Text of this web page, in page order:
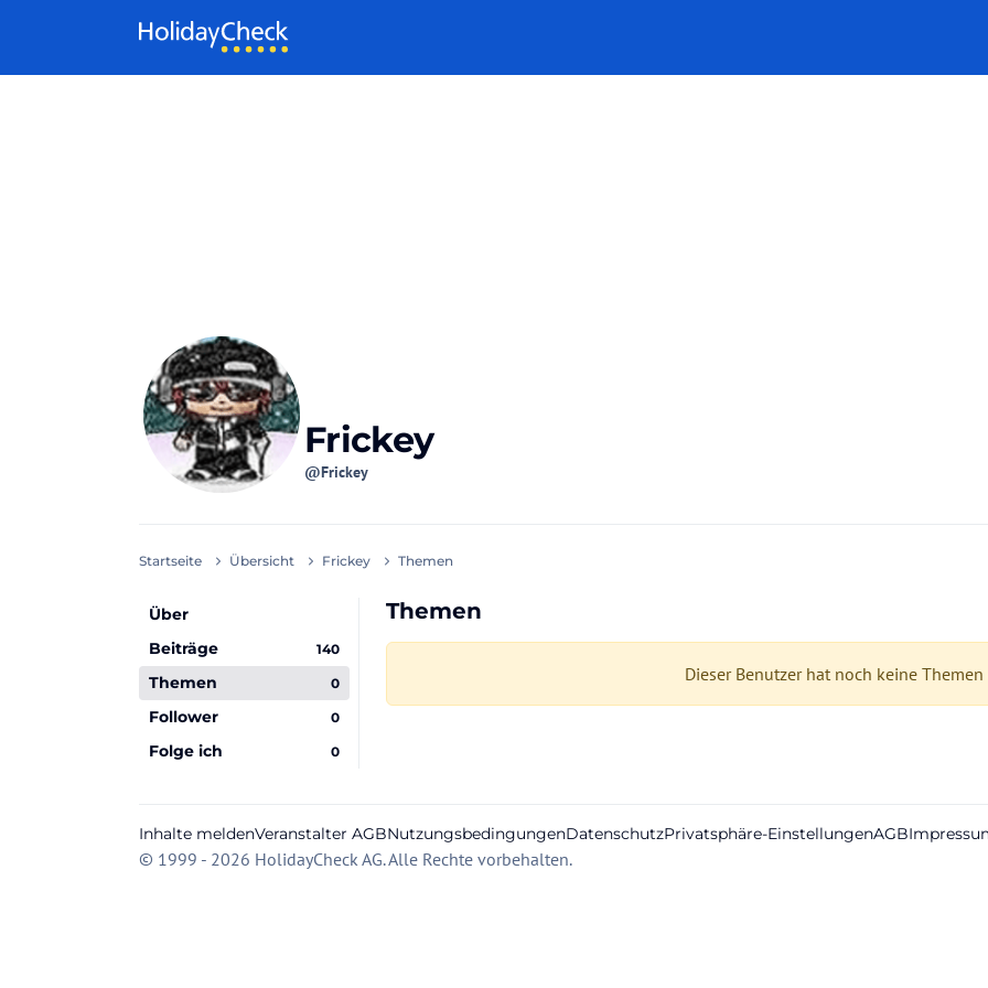
Frickey
@Frickey
Startseite Übersicht Frickey Themen
Über
Beiträge
140
Themen 0
Follower 0
Folge ich 0
Themen
Dieser Benutzer hat noch keine
Inhalte meldenVeranstalter AGBNutzungsbedingungenDatenschutzPrivatsphäre-EinstellungenAGB
© 1999 - 2026 HolidayCheck AG. Alle Rechte vorbehalten.